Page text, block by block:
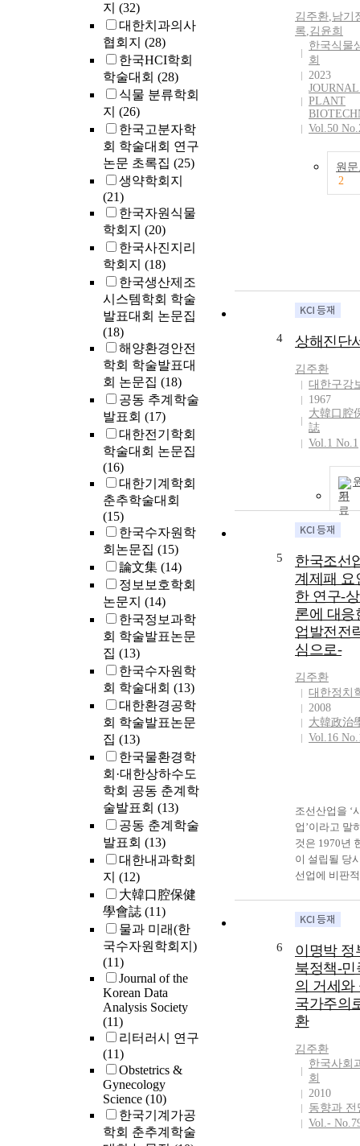
지 (32)
대한치과의사
협회지 (28)
한국HCI학회
학술대회 (28)
식물 분류학회
지 (26)
한국고분자학
회 학술대회 연구
논문 초록집 (25)
생약학회지
(21)
한국자원식물
학회지 (20)
한국사진지리
학회지 (18)
한국생산제조
시스템학회 학술
발표대회 논문집
(18)
해양환경안전
학회 학술발표대
회 논문집 (18)
공동 추계학술
발표회 (17)
대한전기학회
학술대회 논문집
(16)
대한기계학회
춘추학술대회
(15)
한국수자원학
회논문집 (15)
論文集 (14)
정보보호학회
논문지 (14)
한국정보과학
회 학술발표논문
집 (13)
한국수자원학
회 학술대회 (13)
대한환경공학
회 학술발표논문
집 (13)
한국물환경학
회·대한상하수도
학회 공동 춘계학
술발표회 (13)
공동 춘계학술
발표회 (13)
대한내과학회
지 (12)
大韓口腔保健
學會誌 (11)
물과 미래(한
국수자원학회지)
(11)
Journal of the
Korean Data
Analysis Society
(11)
리터러시 연구
(11)
Obstetrics &
Gynecology
Science (10)
한국기계가공
학회 춘추계학술
김주환,남기
록,김윤희
한국식물
회
2023
PLANT
Vol.50
원
2
4 상해진단
김주환
대한구강
1967
大韓口腔
誌
Vol.1 No.1
기
5
한국조선
계제패 요
한 연구-
론에 대응
업발전전
심으로-
김주환
대한정치
2008
大韓政治
Vol.16
조선산업을 ‘
업’이라고 말
것은 1970년
이 설립될 당
선업에 비판
조선불황이
포기해야 한
있었다. 그러
갈수록 대형
해가고 있으
육상조립과
화, 선박용 엔
서의 새로운
의 개발, 선박
확보를 위한
기술을 적용
6
이명박 정
북정책-민
의 거세와
국가주의
환
김주환
한국사회
회
2010
동향과 전
Vol.-